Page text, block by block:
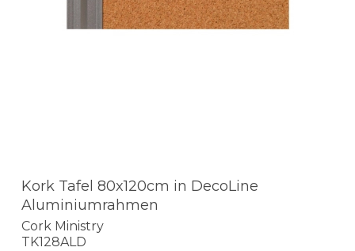
Kork Tafel 80x120cm in DecoLine
Aluminiumrahmen
Cork Ministry
TK128ALD